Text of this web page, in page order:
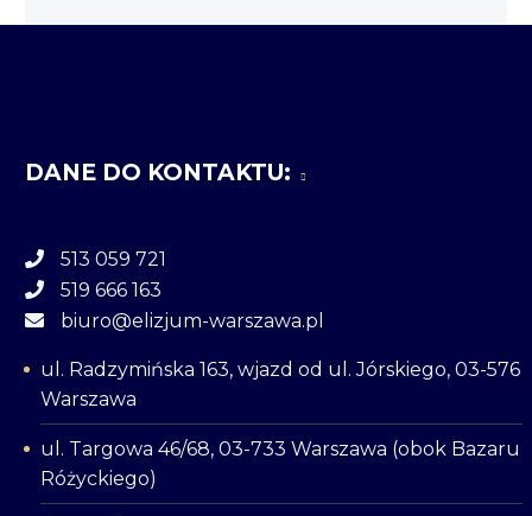
DANE DO KONTAKTU:
513 059 721
519 666 163
biuro@elizjum-warszawa.pl
ul. Radzymińska 163, wjazd od ul. Jórskiego, 03-576
Warszawa
ul. Targowa 46/68, 03-733 Warszawa (obok Bazaru
Różyckiego)